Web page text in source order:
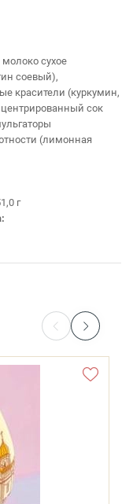
сухое
соевый),
красители (куркумин,
сок
(лимонная
г